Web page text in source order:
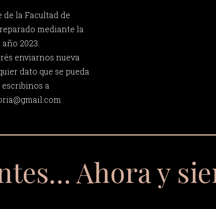
de la Facultad de
mediante la
2023.
enviarnos nueva
dato que se pueda
escribinos a
Ahora y